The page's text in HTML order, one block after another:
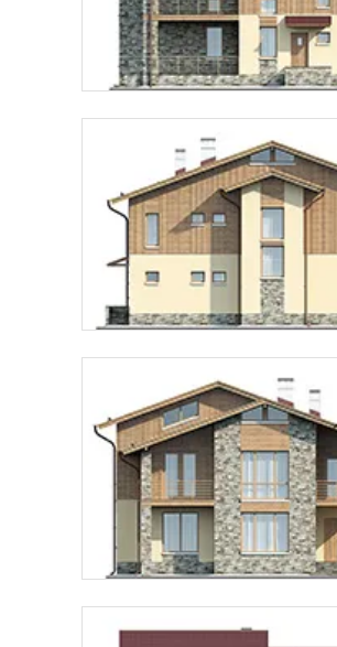
Звонок
Telegram
согласие на обработку
подтверждаю, что ознакомлен(а) с
обработки персональных данных
Рассчитать стоимость